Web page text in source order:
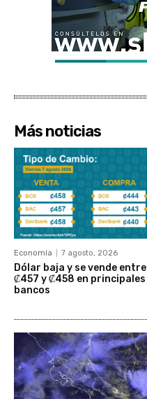
Más noticias
Economía 7 agosto, 2026
Dólar baja y se vende entre
₡457 y ₡458 en principales
bancos